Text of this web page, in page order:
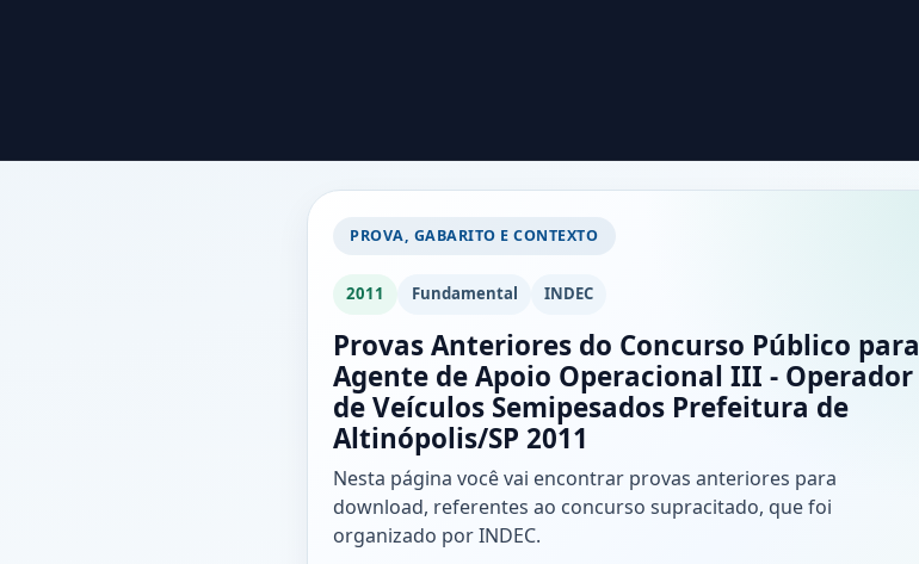
PROVA, GABARITO E CONTEXTO
2011 Fundamental INDEC
Provas Anteriores do Concurso Público para
Agente de Apoio Operacional III - Operador
de Veículos Semipesados Prefeitura de
Altinópolis/SP 2011
Nesta página você vai encontrar provas anteriores para
download, referentes ao concurso supracitado, que foi
organizado por INDEC.